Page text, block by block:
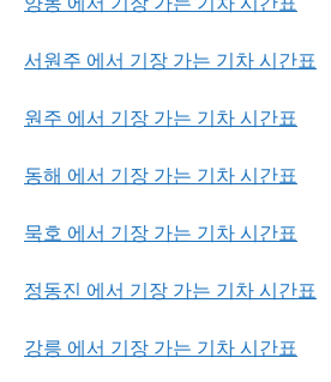
서원주 에서 기장 가는 기차 시간표
원주 에서 기장 가는 기차 시간표
동해 에서 기장 가는 기차 시간표
묵호 에서 기장 가는 기차 시간표
정동진 에서 기장 가는 기차 시간표
강릉 에서 기장 가는 기차 시간표